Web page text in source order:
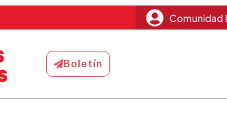
Comunidad
Boletín